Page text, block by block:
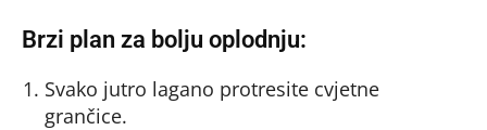
Brzi plan za bolju oplodnju:
Svako jutro lagano protresite cvjetne
grančice.